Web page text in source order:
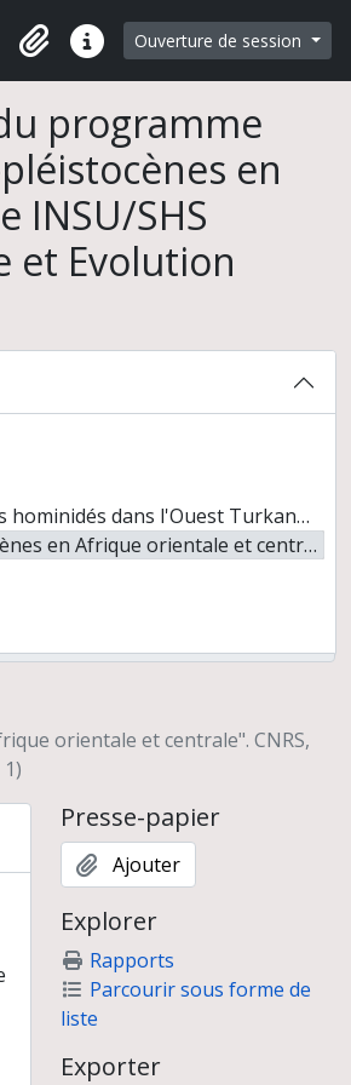
in browse page
Liens rapidesOuverture de session
programme
en
INSU/SHS
et Evolution
"Paléoenvironnements. Evolution des hominidés, PeH)
et et CLImats du passé : hiSToire et Evolution (ECLIPSE 1)
Evolution" (CNRS, programme INSU/SHS)
la direction de Valentine Roux
(National Museums of Kenya - NMK)
orientale et centrale". CNRS,
Presse-papier
Ajouter
Explorer
Rapports
Parcourir sous forme de
liste
Exporter